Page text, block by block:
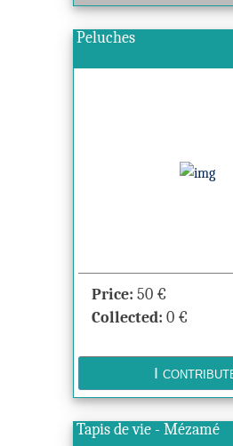
Peluches
Price: 50 €
Collected: 0 €
Tapis de vie - Mézamé